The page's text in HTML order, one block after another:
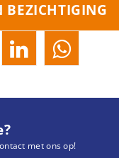
BEZICHTIGING
met ons op!